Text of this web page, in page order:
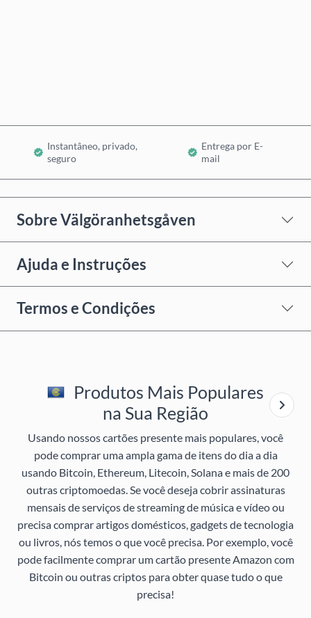
Instantâneo, privado,
seguro
Entrega por E-
mail
Sobre Välgöranhetsgåven
Ajuda e Instruções
Termos e Condições
Produtos Mais Populares
na Sua Região
Usando nossos cartões presente mais populares, você
pode comprar uma ampla gama de itens do dia a dia
usando Bitcoin, Ethereum, Litecoin, Solana e mais de 200
outras criptomoedas. Se você deseja cobrir assinaturas
mensais de serviços de streaming de música e vídeo ou
precisa comprar artigos domésticos, gadgets de tecnologia
ou livros, nós temos o que você precisa. Por exemplo, você
pode facilmente comprar um cartão presente Amazon com
Bitcoin ou outras criptos para obter quase tudo o que
precisa!